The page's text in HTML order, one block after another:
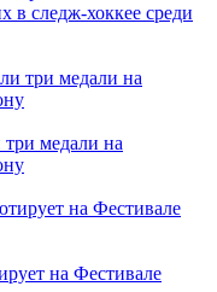
в следж-хоккее среди
медали на
на Фестивале